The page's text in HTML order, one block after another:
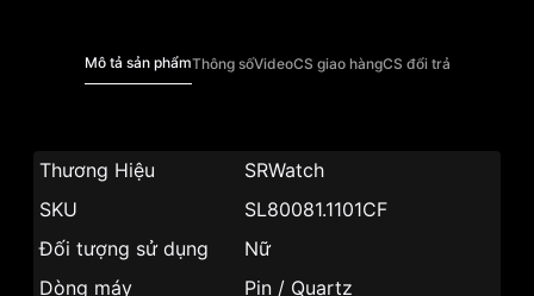
Mô tả sản phẩmThông sốVideoCS giao hàngCS đổi trả
Thương Hiệu
SRWatch
SKU
SL80081.1101CF
Đối tượng sử dụng
Nữ
Dòng máy
Pin / Quartz